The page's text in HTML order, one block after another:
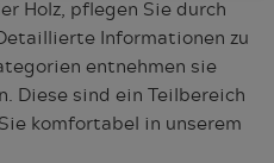
Holz, pflegen Sie durch
Informationen zu
entnehmen sie
Diese sind ein Teilbereich
komfortabel in unserem